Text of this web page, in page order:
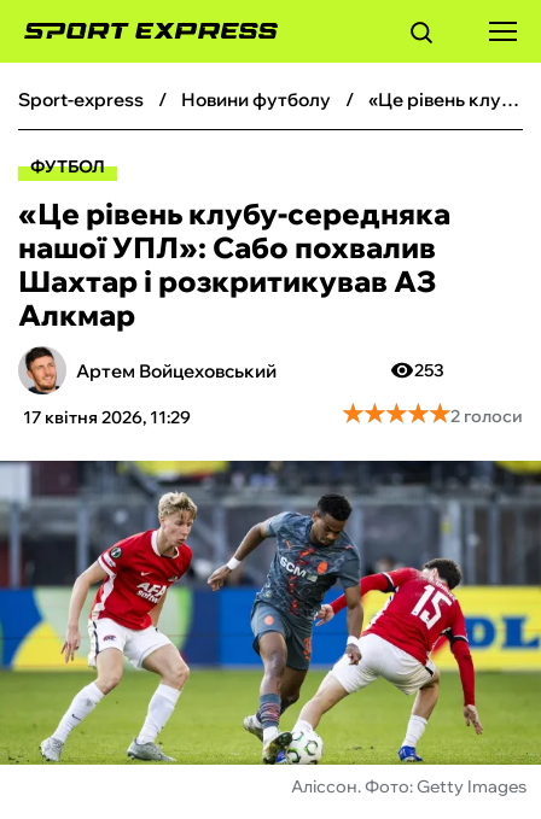
ФУТБОЛ
БОКС
ХОКЕЙ
ТЕНІС
КІБЕРСПОРТ
ЧС-2026
ФУТЗАЛ
ІНШІ
БУКМЕКЕРИ
sport-express новини футболу «Це рівень клубу-середняка нашої УПЛ»: Сабо похвалив Шахтар і розкритикував АЗ Алкмар
ФУТБОЛ
«Це рівень клубу-середняка
нашої УПЛ»: Сабо похвалив
Шахтар і розкритикував АЗ
Алкмар
Артем Войцеховський
17 квітня 2026, 11:29
253
★★★★★
★★★★★2 голоси
Аліссон. Фото: Getty Images